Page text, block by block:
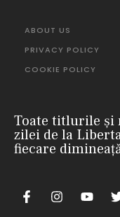
ABOUT US
PRIVACY POLICY
COOKIE POLICY
Toate titlurile și
zilei de la
fiecare